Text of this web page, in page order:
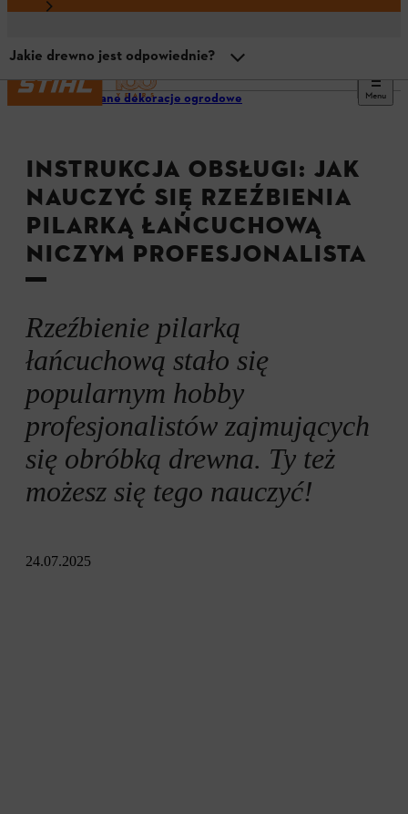
Menu
Drewniane dekoracje ogrodowe
INSTRUKCJA OBSŁUGI: JAK
NAUCZYĆ SIĘ RZEŹBIENIA
PILARKĄ ŁAŃCUCHOWĄ
NICZYM PROFESJONALISTA
Rzeźbienie pilarką
łańcuchową stało się
popularnym hobby
profesjonalistów zajmujących
się obróbką drewna. Ty też
możesz się tego nauczyć!
24.07.2025
Jakie drewno jest odpowiednie?
Czym jest rzeźbienie pilarką łańcuchową?
Wyposażenie ochronne
Jakie drewno jest odpowiednie?
Rzeźbienie pilarką: instrukcja